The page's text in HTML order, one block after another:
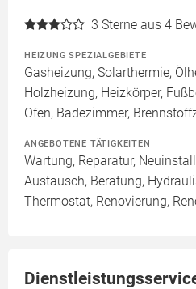
3 Sterne aus 4
HEIZUNG SPEZIALGEBIETE
Gasheizung, Solarthermie,
Holzheizung, Heizkörper,
Ofen, Badezimmer,
ANGEBOTENE TÄTIGKEITEN
Wartung, Reparatur,
Austausch, Beratung,
Thermostat, Renovierung,